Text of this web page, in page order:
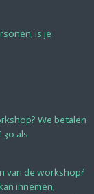
is je
We betalen
30 als
van de workshop?
innemen,